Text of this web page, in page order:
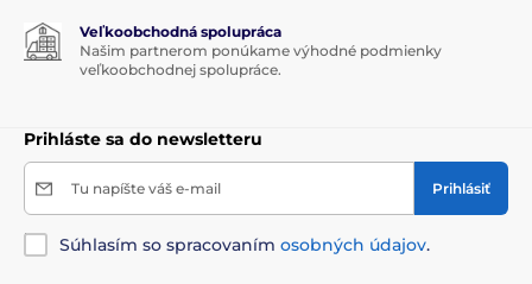
Veľkoobchodná spolupráca
Našim partnerom ponúkame výhodné podmienky
veľkoobchodnej spolupráce.
Prihláste sa do newsletteru
Tu napíšte váš e-mail Prihlásiť
Súhlasím so spracovaním osobných údajov.